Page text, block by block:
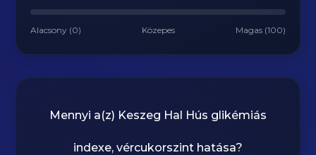
Alacsony (0) Közepes Magas (100)
Mennyi a(z) Keszeg Hal Hús glikémiás
indexe, vércukorszint hatása?